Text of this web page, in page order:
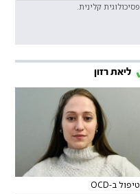
פסיכולוגית קלינית.
ליאת רזון
טיפול ב-OCD